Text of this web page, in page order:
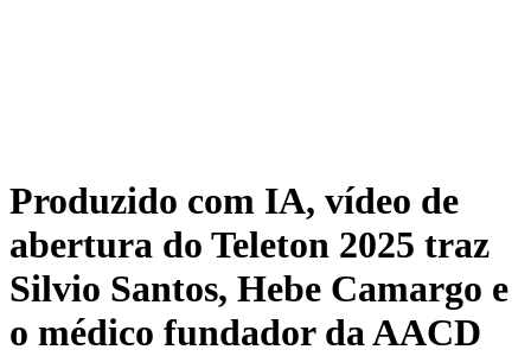
Produzido com IA, vídeo de
abertura do Teleton 2025 traz
Silvio Santos, Hebe Camargo e
o médico fundador da AACD